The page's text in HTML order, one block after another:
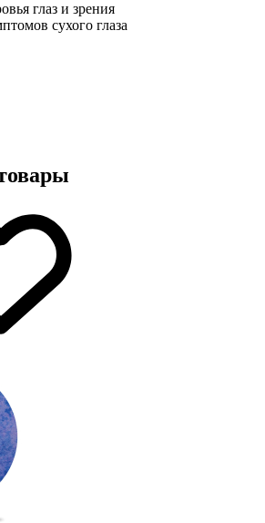
глаз и зрения
сухого глаза